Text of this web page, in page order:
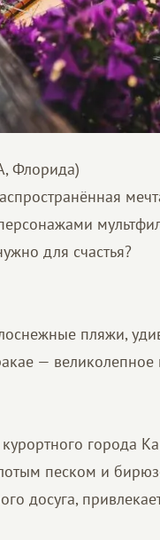
Флорида)
для счастья?
пляжи,
— великолепное
города
песком и
досуга,